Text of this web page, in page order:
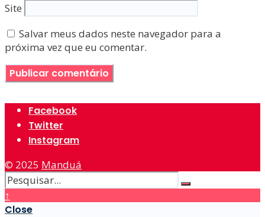
Site
Salvar meus dados neste navegador para a
próxima vez que eu comentar.
Facebook
Twitter
Instagram
© 2025 Manduá
↑
Close